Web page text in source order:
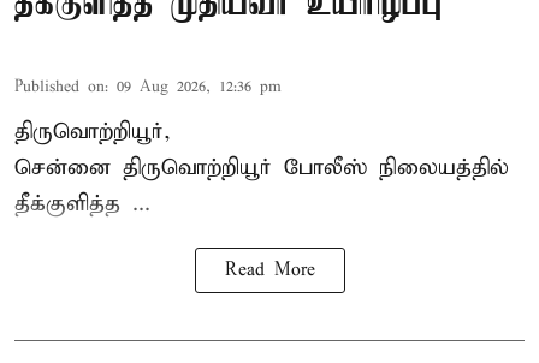
Published on: 09 Aug 2026, 12:36 pm
திருவொற்றியூர்,
சென்னை திருவொற்றியூர் போலீஸ் நிலையத்தில்
தீக்குளித்த ...
Read More